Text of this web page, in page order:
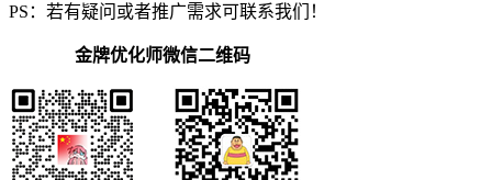
PS：若有疑问或者推广需求可联系我们！
金牌优化师微信二维码